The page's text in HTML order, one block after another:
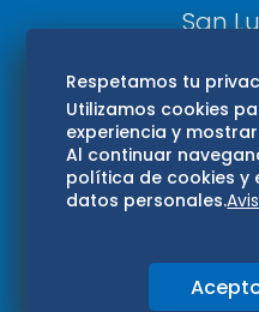
San
Respetamos tu
Utilizamos cookies
experiencia y
Al continuar
política de cookies y
datos personales.